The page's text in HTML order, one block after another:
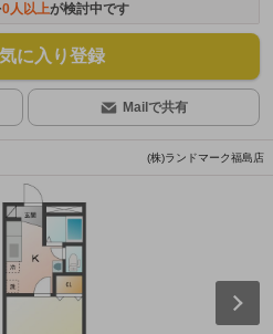
0人以上が検討中です
に入り登録
Mailで共有
(株)ランドマーク福島店